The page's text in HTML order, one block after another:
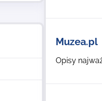
Muzea.pl
Opisy